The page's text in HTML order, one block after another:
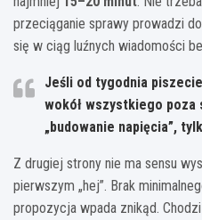
przeciąganie sprawy prowadzi
się w ciąg luźnych wiadomości
Jeśli od tygodnia
wokół wszystkiego
„budowanie napięcia”,
Z drugiej strony nie ma sensu
pierwszym „hej”. Brak
propozycja wpada znikąd.